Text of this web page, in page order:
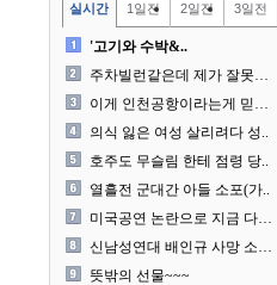
실시간 1일전 2일전 3일전
'고기와 수박&..
주차빌런같은데 제가 잘못한건..
이게 인천공항이라는게 믿겨지..
의식 잃은 여성 살리려다 성..
호주도 무슬림 한테 점령 당..
열흘전 군대간 아들 소포(가..
미국공연 논란으로 지금 다시..
신남성연대 배인규 사망 소식..
뜻밖의 선물~~~